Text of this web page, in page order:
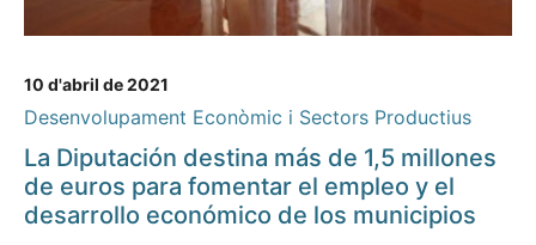
10 d'abril de 2021
Desenvolupament Econòmic i Sectors Productius
La Diputación destina más de 1,5 millones
de euros para fomentar el empleo y el
desarrollo económico de los municipios